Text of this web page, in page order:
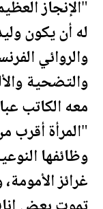
"الإنجاز
له أن يكون
والروائي
والتضحية
معه الكاتب
"المرأة أقرب
وظائفها
غرائز